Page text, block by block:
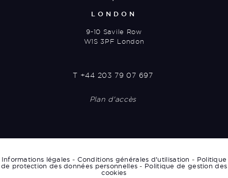
LONDON
9-10 Savile Row
W1S 3PF London
T +44 203 79 07 697
Plan d'accès
Informations légales - Conditions générales d'utilisation - Politique
de protection des données personnelles - Politique de gestion des
cookies